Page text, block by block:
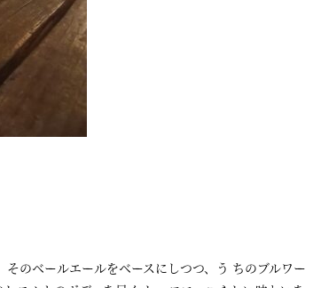
のベールエールをベースにしつつ、う ちのブルワー